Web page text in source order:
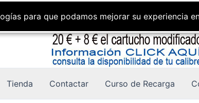
Tienda Contactar Curso de Recarga
para que podamos mejorar su experiencia